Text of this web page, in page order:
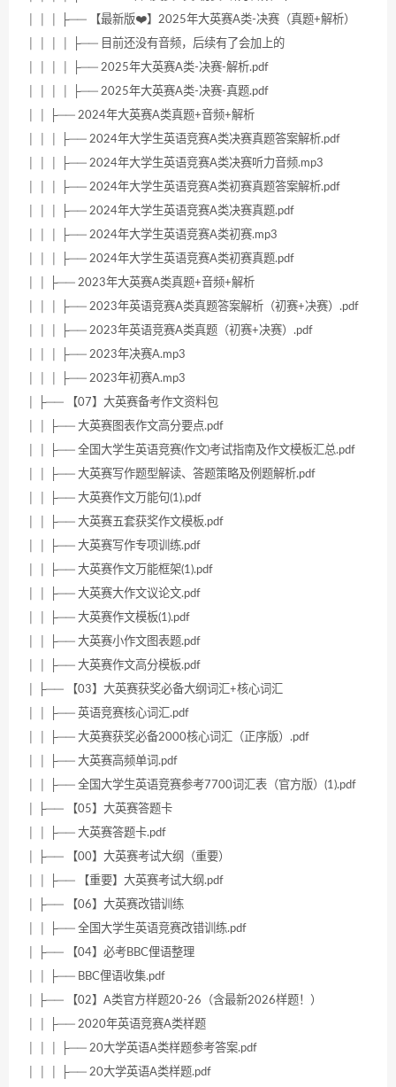
│ │ │ ├── 【最新版❤️】2025年大英赛A类-决赛（真题+解析）
│ │ │ │ ├── 目前还没有音频，后续有了会加上的
│ │ │ │ ├── 2025年大英赛A类-决赛-解析.pdf
│ │ │ │ ├── 2025年大英赛A类-决赛-真题.pdf
│ │ ├── 2024年大英赛A类真题+音频+解析
│ │ │ ├── 2024年大学生英语竞赛A类决赛真题答案解析.pdf
│ │ │ ├── 2024年大学生英语竞赛A类决赛听力音频.mp3
│ │ │ ├── 2024年大学生英语竞赛A类初赛真题答案解析.pdf
│ │ │ ├── 2024年大学生英语竞赛A类决赛真题.pdf
│ │ │ ├── 2024年大学生英语竞赛A类初赛.mp3
│ │ │ ├── 2024年大学生英语竞赛A类初赛真题.pdf
│ │ ├── 2023年大英赛A类真题+音频+解析
│ │ │ ├── 2023年英语竞赛A类真题答案解析（初赛+决赛）.pdf
│ │ │ ├── 2023年英语竞赛A类真题（初赛+决赛）.pdf
│ │ │ ├── 2023年决赛A.mp3
│ │ │ ├── 2023年初赛A.mp3
│ ├── 【07】大英赛备考作文资料包
│ │ ├── 大英赛图表作文高分要点.pdf
│ │ ├── 全国大学生英语竞赛(作文)考试指南及作文模板汇总.pdf
│ │ ├── 大英赛写作题型解读、答题策略及例题解析.pdf
│ │ ├── 大英赛作文万能句(1).pdf
│ │ ├── 大英赛五套获奖作文模板.pdf
│ │ ├── 大英赛写作专项训练.pdf
│ │ ├── 大英赛作文万能框架(1).pdf
│ │ ├── 大英赛大作文议论文.pdf
│ │ ├── 大英赛作文模板(1).pdf
│ │ ├── 大英赛小作文图表题.pdf
│ │ ├── 大英赛作文高分模板.pdf
│ ├── 【03】大英赛获奖必备大纲词汇+核心词汇
│ │ ├── 英语竞赛核心词汇.pdf
│ │ ├── 大英赛获奖必备2000核心词汇（正序版）.pdf
│ │ ├── 大英赛高频单词.pdf
│ │ ├── 全国大学生英语竞赛参考7700词汇表（官方版）(1).pdf
│ ├── 【05】大英赛答题卡
│ │ ├── 大英赛答题卡.pdf
│ ├── 【00】大英赛考试大纲（重要）
│ │ ├── 【重要】大英赛考试大纲.pdf
│ ├── 【06】大英赛改错训练
│ │ ├── 全国大学生英语竞赛改错训练.pdf
│ ├── 【04】必考BBC俚语整理
│ │ ├── BBC俚语收集.pdf
│ ├── 【02】A类官方样题20-26（含最新2026样题！）
│ │ ├── 2020年英语竞赛A类样题
│ │ │ ├── 20大学英语A类样题参考答案.pdf
│ │ │ ├── 20大学英语A类样题.pdf